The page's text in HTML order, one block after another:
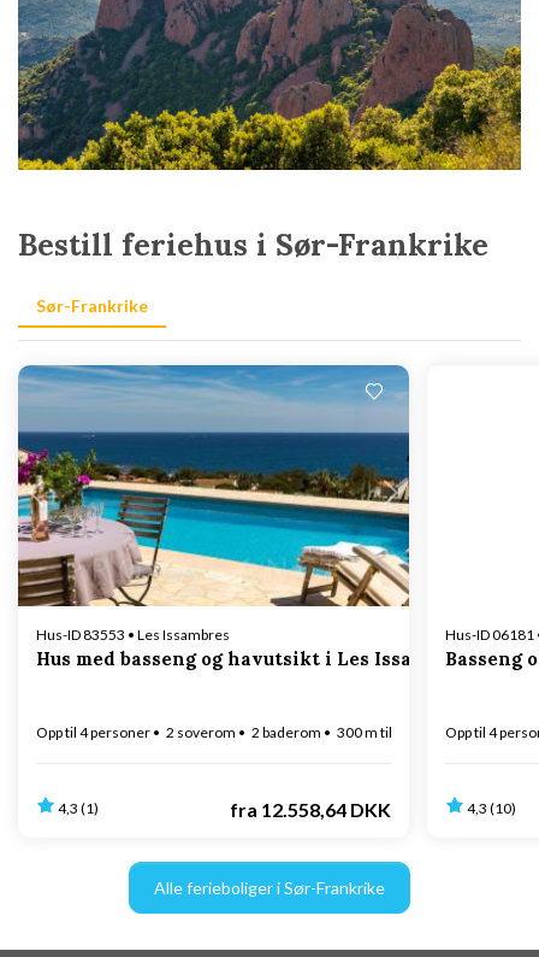
Bestill feriehus i Sør-Frankrike
Sør-Frankrike
Laster inn...
Hus-ID 83553 • Les Issambres
Hus med basseng og havutsikt i Les Issambres
Opp til 4 personer 2 soverom 2 baderom 300 m til kysten
4,3 (1) fra 12.558,64 DKK
Hus-ID 06181
Basseng
Opp til 4
4,3 (10)
Alle ferieboliger i Sør-Frankrike